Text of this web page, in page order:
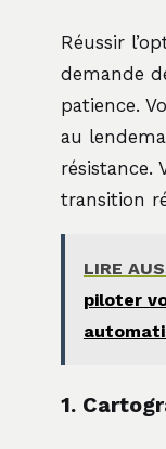
Réussir
demande
patience.
au
résistance.
transition
LIRE
piloter
1.